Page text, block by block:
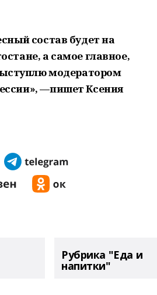
состав будет на
а самое главное,
модератором
—пишет Ксения
Рубрика "Еда и
напитки"